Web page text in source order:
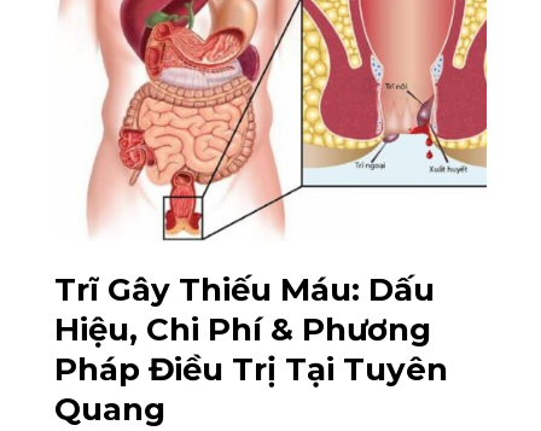
Trĩ Gây Thiếu Máu: Dấu
Hiệu, Chi Phí & Phương
Pháp Điều Trị Tại Tuyên
Quang